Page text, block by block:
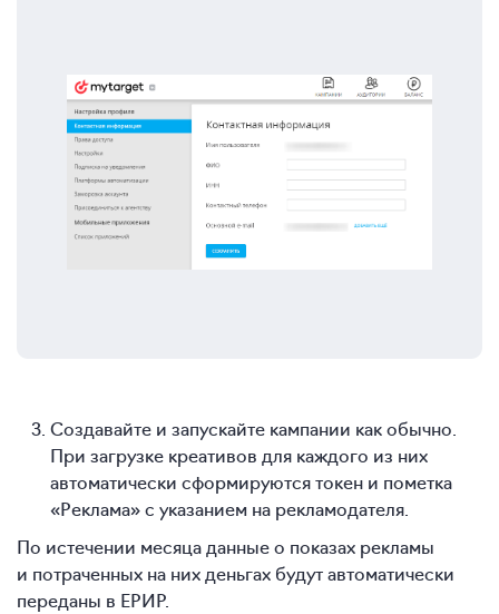
Создавайте и запускайте кампании как обычно.
При загрузке креативов для каждого из них
автоматически сформируются токен и пометка
«Реклама» с указанием на рекламодателя.
По истечении месяца данные о показах рекламы
и потраченных на них деньгах будут автоматически
переданы в ЕРИР.